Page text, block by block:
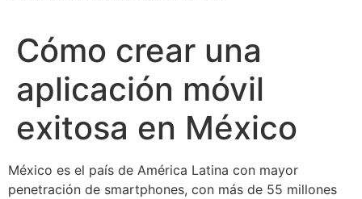
Cómo crear una
aplicación móvil
exitosa en México
México es el país de América Latina con mayor
penetración de smartphones, con más de 55 millones